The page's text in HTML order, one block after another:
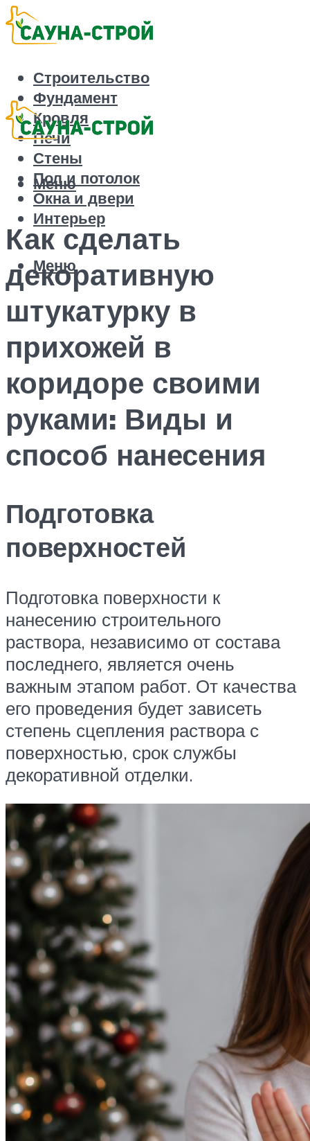
Строительство
Фундамент
Кровля
Печи
Стены
Пол и потолок
Окна и двери
Интерьер
Меню
Меню
Как сделать
декоративную
штукатурку в
прихожей в
коридоре своими
руками: Виды и
способ нанесения
Подготовка
поверхностей
Подготовка поверхности к
нанесению строительного
раствора, независимо от состава
последнего, является очень
важным этапом работ. От качества
его проведения будет зависеть
степень сцепления раствора с
поверхностью, срок службы
декоративной отделки.